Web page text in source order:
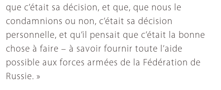
que c’était sa décision, et que, que nous le
condamnions ou non, c’était sa décision
personnelle, et qu’il pensait que c’était la bonne
chose à faire – à savoir fournir toute l’aide
possible aux forces armées de la Fédération de
Russie. »